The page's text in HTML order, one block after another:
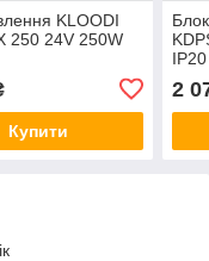
KLOODI
250 24V 250W
Купити
IP20
2